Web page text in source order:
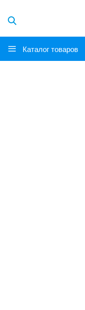
Каталог товаров